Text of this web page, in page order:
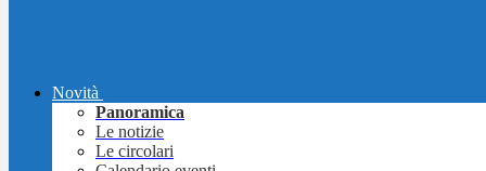
Novità
Panoramica
Le notizie
Le circolari